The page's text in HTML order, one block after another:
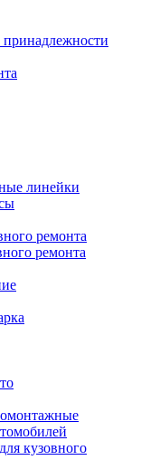
линейки
ремонта
ремонта
кузовного